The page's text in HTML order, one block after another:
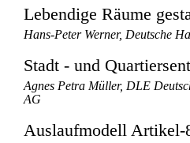
Lebendige Räume
Hans-Peter Werner, Deutsche
Stadt - und
Agnes Petra Müller, DLE
AG
Auslaufmodell Artikel-